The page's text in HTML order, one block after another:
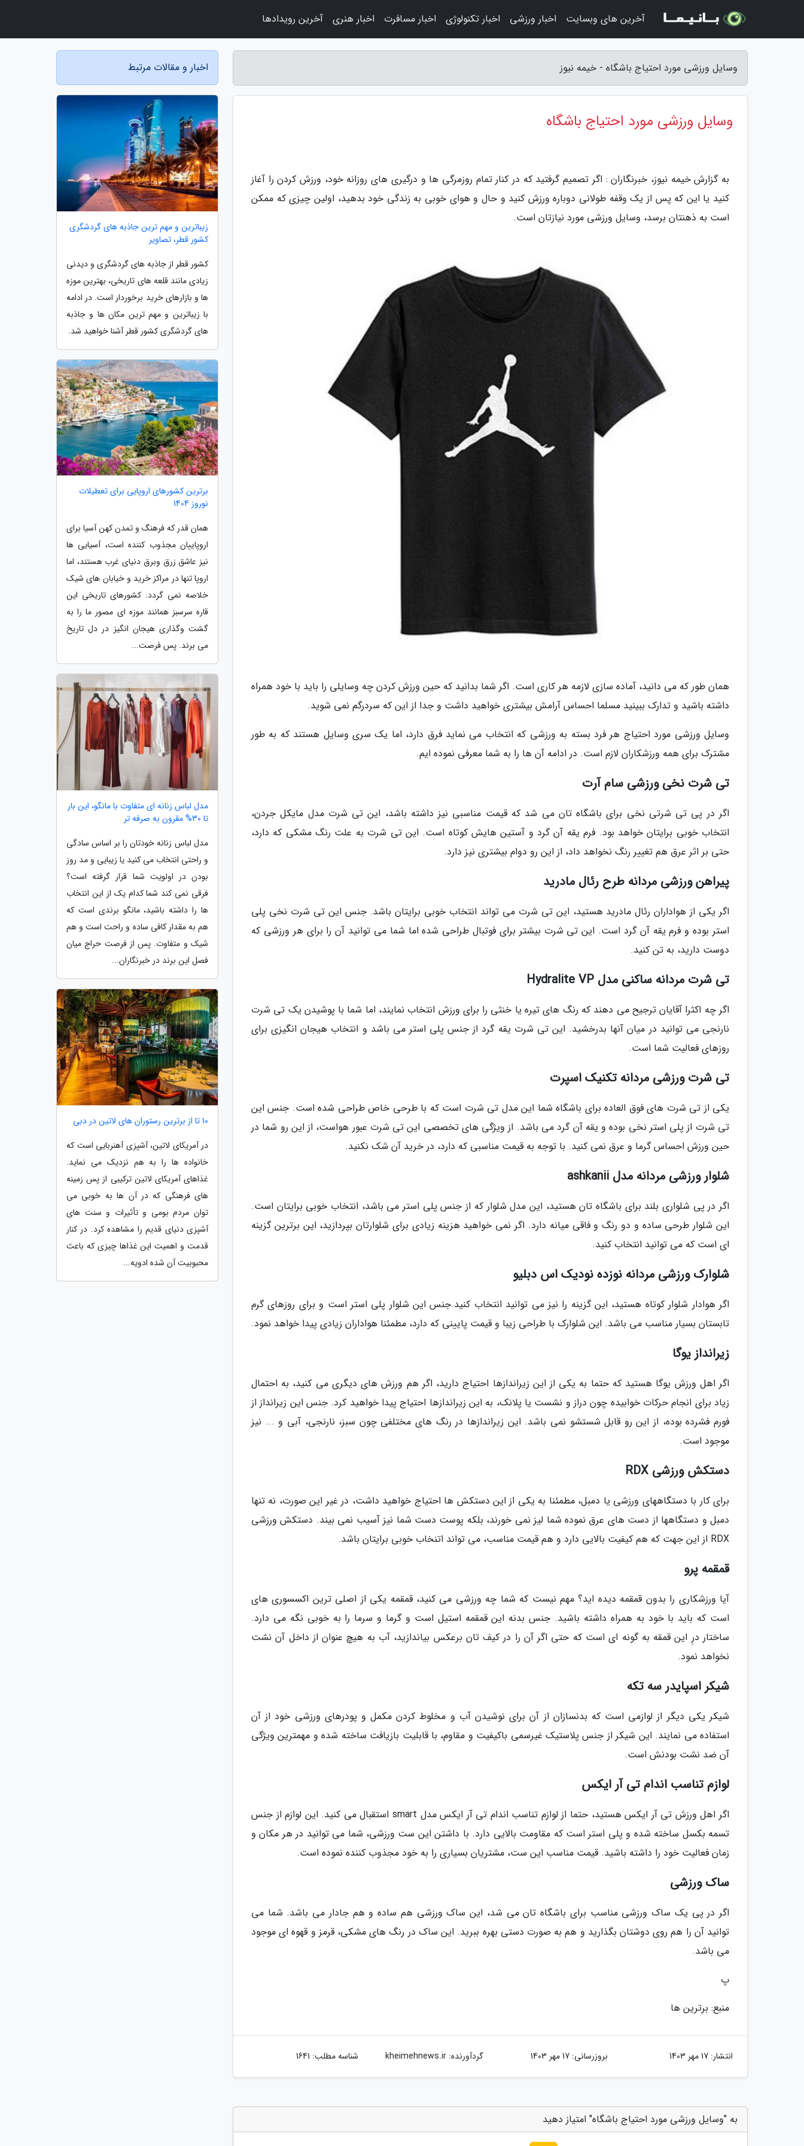
وسایل ورزشی مورد احتیاج باشگاه - خیمه نیوز
وسایل ورزشی مورد احتیاج باشگاه
به گزارش خیمه نیوز، خبرنگاران : اگر تصمیم گرفتید که در کنار تمام روزمرگی ها و درگیری های روزانه خود، ورزش کردن را آغاز
کنید یا این که پس از یک وقفه طولانی دوباره ورزش کنید و حال و هوای خوبی به زندگی خود بدهید، اولین چیزی که ممکن
است به ذهنتان برسد، وسایل ورزشی مورد نیازتان است.
همان طور که می دانید، آماده سازی لازمه هر کاری است. اگر شما بدانید که حین ورزش کردن چه وسایلی را باید با خود همراه
داشته باشید و تدارک ببینید مسلما احساس آرامش بیشتری خواهید داشت و جدا از این که سردرگم نمی شوید.
وسایل ورزشی مورد احتیاج هر فرد بسته به ورزشی که انتخاب می نماید فرق دارد، اما یک سری وسایل هستند که به طور
مشترک برای همه ورزشکاران لازم است. در ادامه آن ها را به شما معرفی نموده ایم.
تی شرت نخی ورزشی سام آرت
اگر در پی تی شرتی نخی برای باشگاه تان می شد که قیمت مناسبی نیز داشته باشد، این تی شرت مدل مایکل جردن،
انتخاب خوبی برایتان خواهد بود. فرم یقه آن گرد و آستین هایش کوتاه است. این تی شرت به علت رنگ مشکی که دارد،
حتی بر اثر عرق هم تغییر رنگ نخواهد داد، از این رو دوام بیشتری نیز دارد.
پیراهن ورزشی مردانه طرح رئال مادرید
اگر یکی از هواداران رئال مادرید هستید، این تی شرت می تواند انتخاب خوبی برایتان باشد. جنس این تی شرت نخی پلی
استر بوده و فرم یقه آن گرد است. این تی شرت بیشتر برای فوتبال طراحی شده اما شما می توانید آن را برای هر ورزشی که
دوست دارید، به تن کنید.
تی شرت مردانه ساکنی مدل Hydralite VP
اگر چه اکثرا آقایان ترجیح می دهند که رنگ های تیره یا خنثی را برای ورزش انتخاب نمایند، اما شما با پوشیدن یک تی شرت
نارنجی می توانید در میان آنها بدرخشید. این تی شرت یقه گرد از جنس پلی استر می باشد و انتخاب هیجان انگیزی برای
روزهای فعالیت شما است.
تی شرت ورزشی مردانه تکنیک اسپرت
یکی از تی شرت های فوق العاده برای باشگاه شما این مدل تی شرت است که با طرحی خاص طراحی شده است. جنس این
تی شرت از پلی استر نخی بوده و یقه آن گرد می باشد. از ویژگی های تخصصی این تی شرت عبور هواست، از این رو شما در
حین ورزش احساس گرما و عرق نمی کنید. با توجه به قیمت مناسبی که دارد، در خرید آن شک نکنید.
شلوار ورزشی مردانه مدل ashkanii
اگر در پی شلواری بلند برای باشگاه تان هستید، این مدل شلوار که از جنس پلی استر می باشد، انتخاب خوبی برایتان است.
این شلوار طرحی ساده و دو رنگ و فاقی میانه دارد. اگر نمی خواهید هزینه زیادی برای شلوارتان بپردازید، این برترین گزینه
ای است که می توانید انتخاب کنید.
شلوارک ورزشی مردانه نوزده نودیک اس دبلیو
اگر هوادار شلوار کوتاه هستید، این گزینه را نیز می توانید انتخاب کنید.جنس این شلوار پلی استر است و برای روزهای گرم
تابستان بسیار مناسب می باشد. این شلوارک با طراحی زیبا و قیمت پایینی که دارد، مطمئنا هواداران زیادی پیدا خواهد نمود.
زیرانداز یوگا
اگر اهل ورزش یوگا هستید که حتما به یکی از این زیراندازها احتیاج دارید، اگر هم ورزش های دیگری می کنید، به احتمال
زیاد برای انجام حرکات خوابیده چون دراز و نشست یا پلانک، به این زیراندازها احتیاج پیدا خواهید کرد. جنس این زیرانداز از
فورم فشرده بوده، از این رو قابل شستشو نمی باشد. این زیراندازها در رنگ های مختلفی چون سبز، نارنجی، آبی و ... نیز
موجود است.
دستکش ورزشی RDX
برای کار با دستگاههای ورزشی یا دمبل، مطمئنا به یکی از این دستکش ها احتیاج خواهید داشت، در غیر این صورت، نه تنها
دمبل و دستگاهها از دست های عرق نموده شما لیز نمی خورند، بلکه پوست دست شما نیز آسیب نمی بیند. دستکش ورزشی
RDX از این جهت که هم کیفیت بالایی دارد و هم قیمت مناسب، می تواند اتنخاب خوبی برایتان باشد.
قمقمه پرو
آیا ورزشکاری را بدون قمقمه دیده اید؟ مهم نیست که شما چه ورزشی می کنید، قمقمه یکی از اصلی ترین اکسسوری های
است که باید با خود به همراه داشته باشید. جنس بدنه این قمقمه استیل است و گرما و سرما را به خوبی نگه می دارد.
ساختار درِ این قمقه به گونه ای است که حتی اگر آن را در کیف تان برعکس بیاندازید، آب به هیچ عنوان از داخل آن نشت
نخواهد نمود.
شیکر اسپایدر سه تکه
شیکر یکی دیگر از لوازمی است که بدنسازان از آن برای نوشیدن آب و مخلوط کردن مکمل و پودرهای ورزشی خود از آن
استفاده می نمایند. این شیکر از جنس پلاستیک غیرسمی باکیفیت و مقاوم، با قابلیت بازیافت ساخته شده و مهمترین ویژگی
آن ضد نشت بودنش است.
لوازم تناسب اندام تی آر ایکس
اگر اهل ورزش تی آر ایکس هستید، حتما از لوازم تناسب اندام تی آر ایکس مدل smart استقبال می کنید. این لوازم از جنس
تسمه بکسل ساخته شده و پلی استر است که مقاومت بالایی دارد. با داشتن این ست ورزشی، شما می توانید در هر مکان و
زمان فعالیت خود را داشته باشید. قیمت مناسب این ست، مشتریان بسیاری را به خود مجذوب کننده نموده است.
ساک ورزشی
اگر در پی یک ساک ورزشی مناسب برای باشگاه تان می شد، این ساک ورزشی هم ساده و هم جادار می باشد. شما می
توانید آن را هم روی دوشتان بگذارید و هم به صورت دستی بهره ببرید. این ساک در رنگ های مشکی، قرمز و قهوه ای موجود
می باشد.
پ
منبع: برترین ها
انتشار: 17 مهر 1403 بروزرسانی: 17 مهر 1403 گردآورنده:kheimehnews.ir شناسه مطلب: 1641
به "وسایل ورزشی مورد احتیاج باشگاه" امتیاز دهید
اخبار و مقالات مرتبط
زیباترین و مهم ترین جاذبه های گردشگری
کشور قطر، تصاویر
کشور قطر از جاذبه های گردشگری و دیدنی
زیادی مانند قلعه های تاریخی، بهترین موزه
ها و بازارهای خرید برخوردار است. در ادامه
با زیباترین و مهم ترین مکان ها و جاذبه
های گردشگری کشور قطر آشنا خواهید شد.
برترین کشورهای اروپایی برای تعطیلات
نوروز 1404
همان قدر که فرهنگ و تمدن کهن آسیا برای
اروپاییان مجذوب کننده است، آسیایی ها
نیز عاشق زرق وبرق دنیای غرب هستند، اما
اروپا تنها در مراکز خرید و خیابان های شیک
خلاصه نمی گردد. کشورهای تاریخی این
قاره سرسبز همانند موزه ای مصور ما را به
گشت وگذاری هیجان انگیز در دل تاریخ
می برند. پس فرصت...
مدل لباس زنانه ای متفاوت با مانگو، این بار
تا 30% مقرون به صرفه تر
مدل لباس زنانه خودتان را بر اساس سادگی
و راحتی انتخاب می کنید یا زیبایی و مد روز
بودن در اولویت شما قرار گرفته است؟
فرقی نمی کند شما کدام یک از این انتخاب
ها را داشته باشید، مانگو برندی است که
هم به مقدار کافی ساده و راحت است و هم
شیک و متفاوت. پس از فرصت حراج میان
فصل این برند در خبرنگاران...
10 تا از برترین رستوران های لاتین در دبی
در آمریکای لاتین، آشپزی آهنربایی است که
خانواده ها را به هم نزدیک می نماید.
غذاهای آمریکای لاتین ترکیبی از پس زمینه
های فرهنگی که در آن ها به خوبی می
توان مردم بومی و تأثیرات و سنت های
آشپزی دنیای قدیم را مشاهده کرد. در کنار
قدمت و اهمیت این غذاها چیزی که باعث
محبوبیت آن شده ادویه...
آخرین های وبسایت اخبار ورزشی اخبار تکنولوژی اخبار مسافرت اخبار هنری آخرین رویدادها